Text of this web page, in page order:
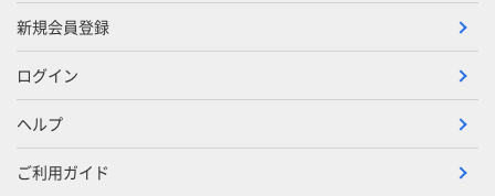
新規会員登録
ログイン
ヘルプ
ご利用ガイド